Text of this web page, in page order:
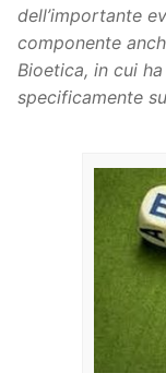
dell’importante
componente
Bioetica, in cui
specificamente